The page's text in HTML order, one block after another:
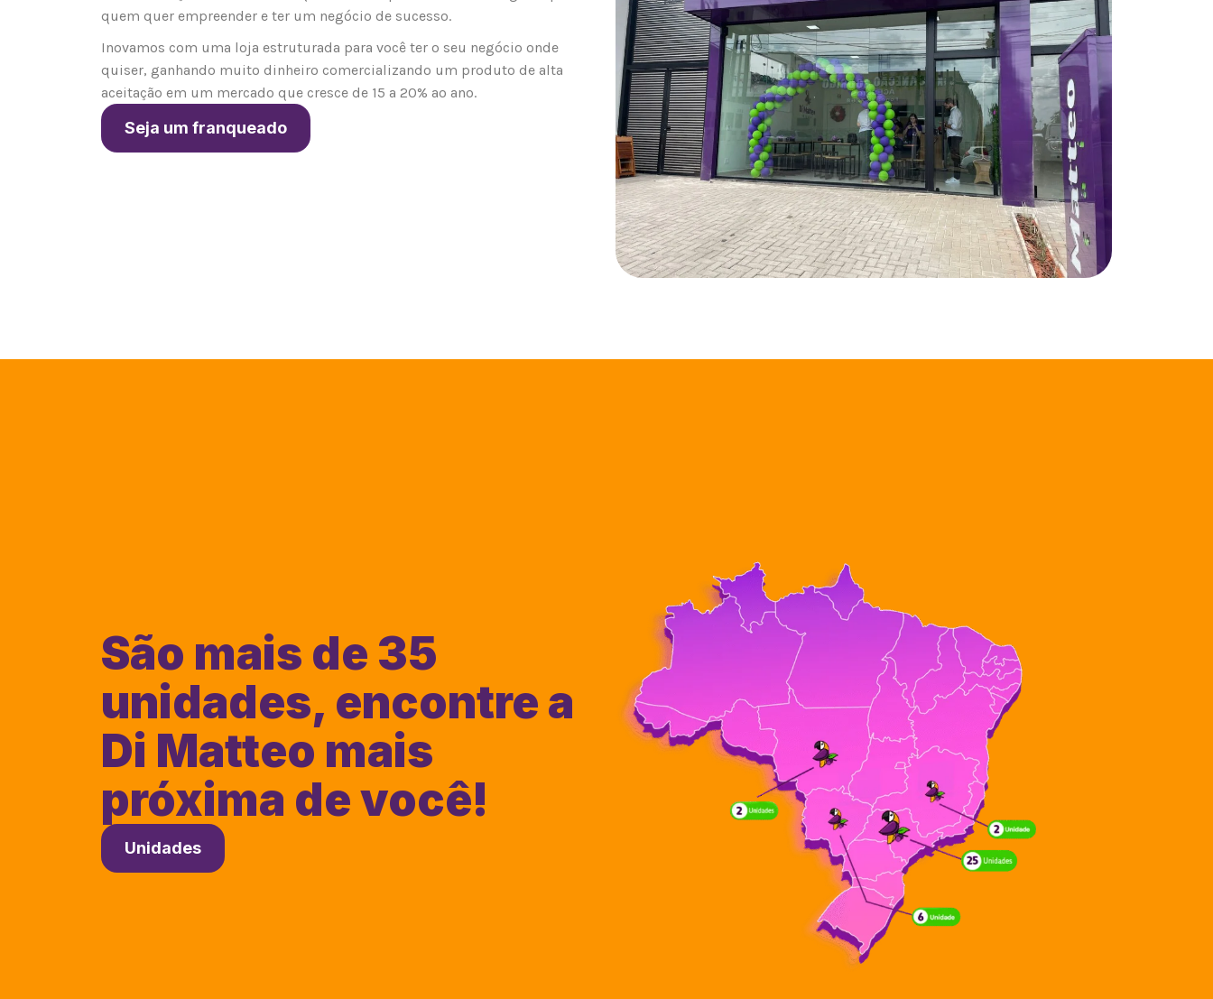
quem quer empreender e ter um negócio de sucesso.
Inovamos com uma loja estruturada para você ter o seu negócio onde
quiser, ganhando muito dinheiro comercializando um produto de alta
aceitação em um mercado que cresce de 15 a 20% ao ano.
Seja um franqueado
São mais de 35
unidades, encontre a
Di Matteo mais
próxima de você!
Unidades